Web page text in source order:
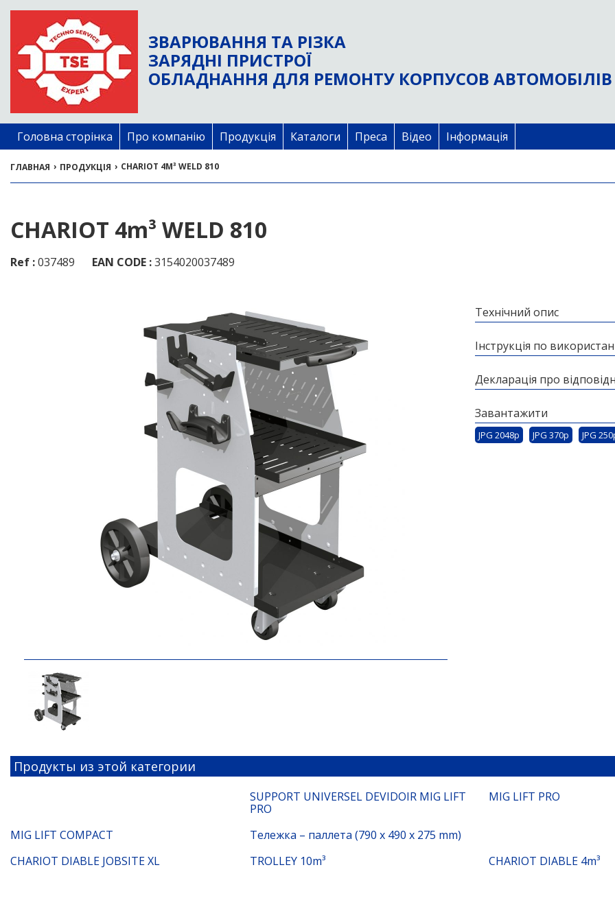
ЗВАРЮВАННЯ ТА РІЗКА
ЗАРЯДНІ ПРИСТРОЇ
ОБЛАДНАННЯ ДЛЯ РЕМОНТУ КОРПУСОВ АВТОМОБІЛІВ
Головна сторінка Про компанію Продукція Каталоги Преса Відео Інформація
ГЛАВНАЯ › ПРОДУКЦІЯ › CHARIOT 4M³ WELD 810
CHARIOT 4m³ WELD 810
Ref :037489 EAN CODE :3154020037489
Технічний опис
Інструкція по
Декларація про
Завантажити
JPG 2048p JPG 370p JPG
Продукты из этой категории
SUPPORT UNIVERSEL DEVIDOIR MIG LIFT
PRO
MIG LIFT PRO
MIG LIFT COMPACT
Тележка – паллета (790 x 490 x 275 mm)
CHARIOT DIABLE JOBSITE XL
TROLLEY 10m³ CHARIOT DIABLE 4m³